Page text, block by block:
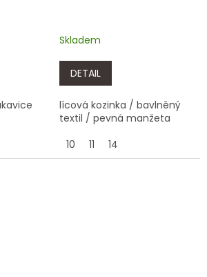
Skladem
DETAIL
lícová kozinka / bavlněný
textil / pevná manžeta
10
11 14